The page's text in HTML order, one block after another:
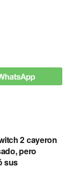
2 cayeron
pero
sus